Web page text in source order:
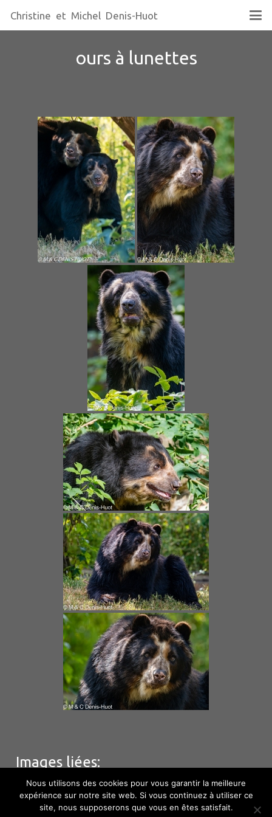
Christine et Michel Denis-Huot
ours à lunettes
Images liées:
Nous utilisons des cookies pour vous garantir la meilleure
expérience sur notre site web. Si vous continuez à utiliser ce
site, nous supposerons que vous en êtes satisfait.